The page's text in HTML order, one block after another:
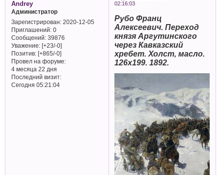
02:16:03
Andrey
Администратор
Зарегистрирован: 2020-12-05
Приглашений:0
Сообщений:39876
Уважение: [+23/-0]
Позитив: [+865/-0]
Провел на форуме:
4 месяца 22 дня
Последний визит:
Сегодня 05:21:04
Рубо Франц
Алексеевич. Переход
князя Аргутинского
через Кавказский
хребет. Холст, масло.
126х199. 1892.